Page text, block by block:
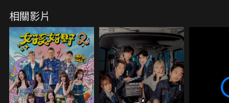
相關影片